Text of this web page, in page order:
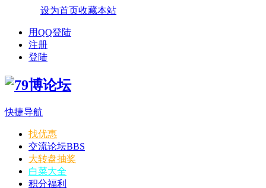
设为首页收藏本站
用QQ登陆
注册
登陆
快捷导航
找优惠
交流论坛BBS
大转盘抽奖
白菜大全
积分福利